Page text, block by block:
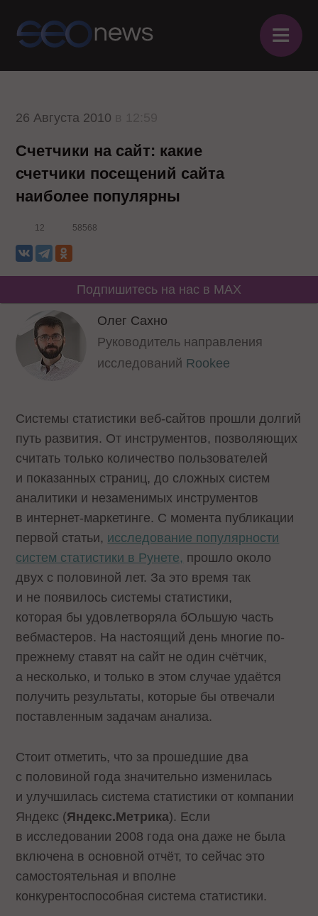
≡
26 Августа 2010
Счетчики на сайт: какие
счетчики посещений сайта
наиболее популярны
12 58568
Подпишитесь на нас в MAX
Олег Сахно
Руководитель направления
исследований Rookee
Системы статистики веб-сайтов прошли долгий
путь развития. От инструментов, позволяющих
считать только количество пользователей
и показанных страниц, до сложных систем
аналитики и незаменимых инструментов
в интернет-маркетинге. С момента публикации
первой статьи, исследование популярности
систем статистики в Рунете, прошло около
двух с половиной лет. За это время так
и не появилось системы статистики,
которая бы удовлетворяла бОльшую часть
вебмастеров. На настоящий день многие по-
прежнему ставят на сайт не один счётчик,
а несколько, и только в этом случае удаётся
получить результаты, которые бы отвечали
поставленным задачам анализа.
Стоит отметить, что за прошедшие два
с половиной года значительно изменилась
и улучшилась система статистики от компании
Яндекс (Яндекс.Метрика). Если
в исследовании 2008 года она даже не была
включена в основной отчёт, то сейчас это
самостоятельная и вполне
конкурентоспособная система статистики.